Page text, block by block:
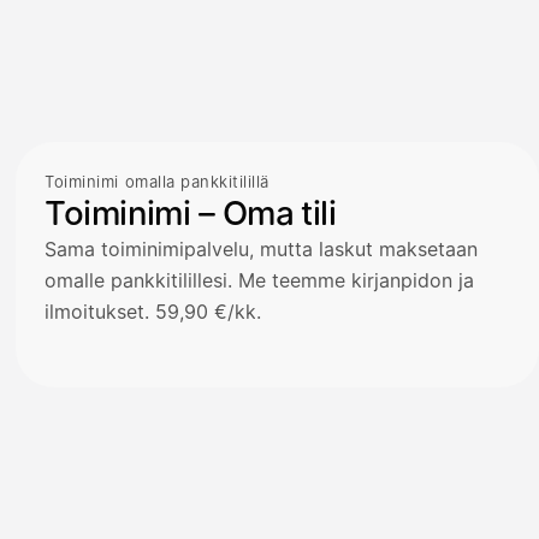
Toiminimi omalla pankkitilillä
Toiminimi – Oma tili
Sama toiminimipalvelu, mutta laskut maksetaan
omalle pankkitilillesi. Me teemme kirjanpidon ja
ilmoitukset. 59,90 €/kk.